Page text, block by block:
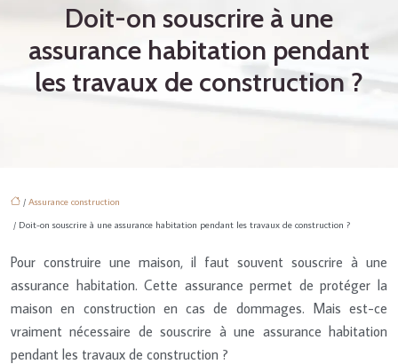
Doit-on souscrire à une
assurance habitation pendant
les travaux de construction ?
/ Assurance construction
/ Doit-on souscrire à une assurance habitation pendant les travaux de construction ?
Pour construire une maison, il faut souvent souscrire à une
assurance habitation. Cette assurance permet de protéger la
maison en construction en cas de dommages. Mais est-ce
vraiment nécessaire de souscrire à une assurance habitation
pendant les travaux de construction ?